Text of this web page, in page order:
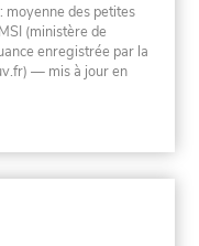
moyenne des petites
(ministère de
enregistrée par la
— mis à jour en